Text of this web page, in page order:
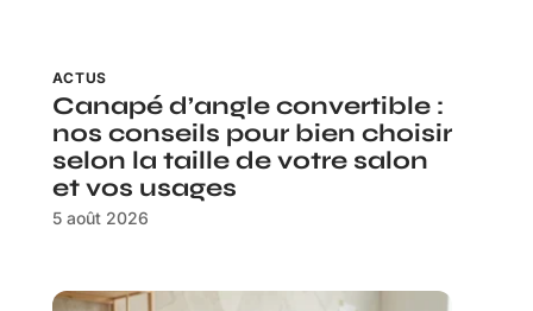
ACTUS
Canapé d’angle convertible :
nos conseils pour bien choisir
selon la taille de votre salon
et vos usages
5 août 2026